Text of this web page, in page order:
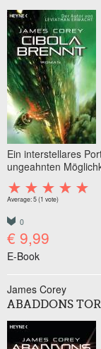
Ein interstellares
ungeahnten
Average:5(1 vote)
0
€ 9,99
E-Book
James Corey
ABADDONS TOR